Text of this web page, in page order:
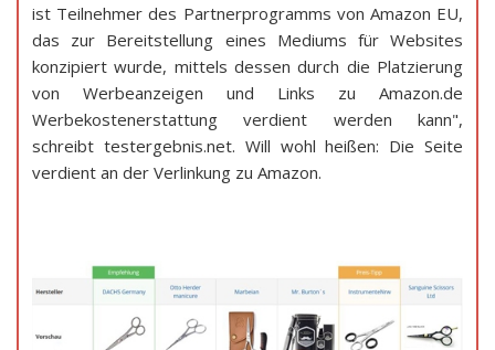
ist Teilnehmer des Partnerprogramms von Amazon EU,
das zur Bereitstellung eines Mediums für Websites
konzipiert wurde, mittels dessen durch die Platzierung
von Werbeanzeigen und Links zu Amazon.de
Werbekostenerstattung verdient werden kann",
schreibt testergebnis.net. Will wohl heißen: Die Seite
verdient an der Verlinkung zu Amazon.